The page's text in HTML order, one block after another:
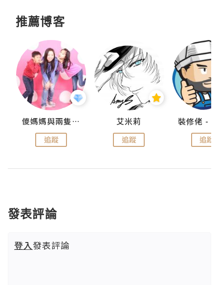
推薦博客
儍媽媽與兩隻小魔怪之家
追蹤
艾米莉
追蹤 追蹤
發表評論
登入發表評論